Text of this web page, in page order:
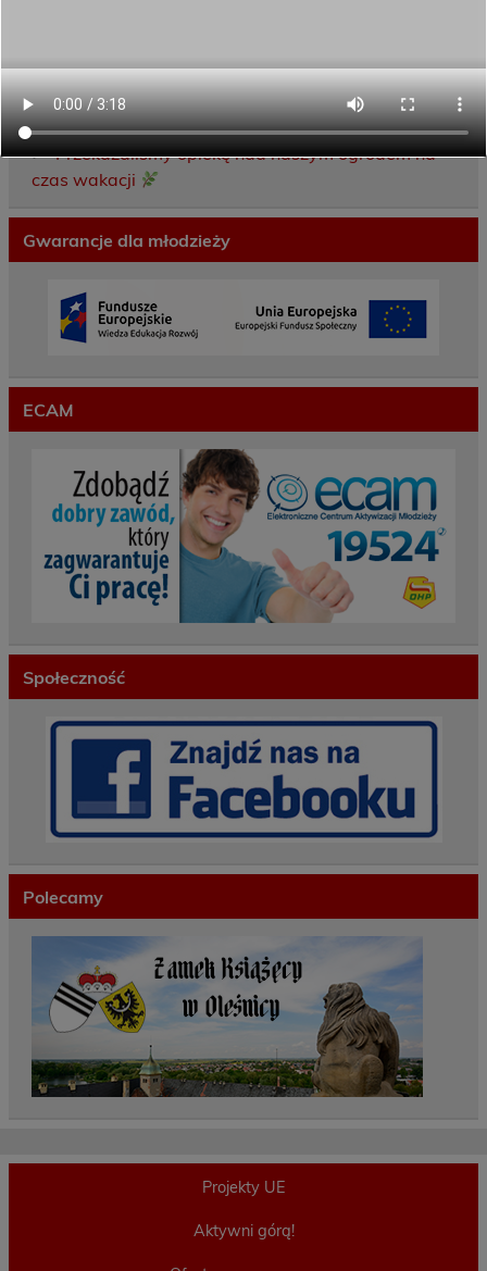
REKRUTACJA NA ROK SZKOLNY 2026/2027
TRWA!
Weekend pełen inspiracji i nowych doświadczeń!
Przekazaliśmy opiekę nad naszym ogrodem na
czas wakacji
Gwarancje dla młodzieży
ECAM
Społeczność
Polecamy
Projekty UE
Aktywni górą!